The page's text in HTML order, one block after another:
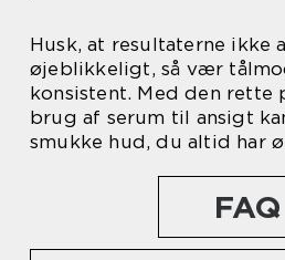
Husk, at resultaterne ikke
øjeblikkeligt, så vær
konsistent. Med den rette
brug af serum til ansigt
smukke hud, du altid har
FAQ